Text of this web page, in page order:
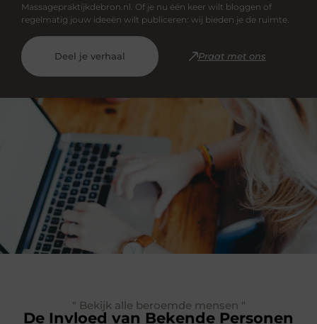
Massagepraktijkdebron.nl. Of je nu één keer wilt bloggen of
regelmatig jouw ideeën wilt publiceren: wij bieden je de ruimte.
Deel je verhaal Praat met ons
" Bekijk alle beroemde mensen "
De Invloed van Bekende Personen